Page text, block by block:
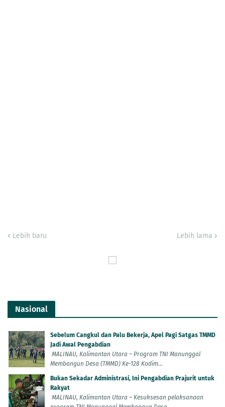
Lebih baru Lebih lama
Nasional
Sebelum Cangkul dan Palu Bekerja, Apel Pagi Satgas TMMD
Jadi Awal Pengabdian
MALINAU, Kalimantan Utara – Program TNI Manunggal
Membangun Desa (TMMD) Ke-128 Kodim...
Bukan Sekadar Administrasi, Ini Pengabdian Prajurit untuk
Rakyat
MALINAU, Kalimantan Utara – Kesuksesan pelaksanaan